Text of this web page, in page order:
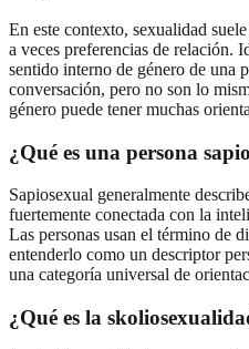
En este contexto, sexualidad
a veces preferencias de relación.
sentido interno de género de una
conversación, pero no son lo
género puede tener muchas
¿Qué es una persona
Sapiosexual generalmente
fuertemente conectada con la
Las personas usan el término de
entenderlo como un descriptor
una categoría universal de
¿Qué es la